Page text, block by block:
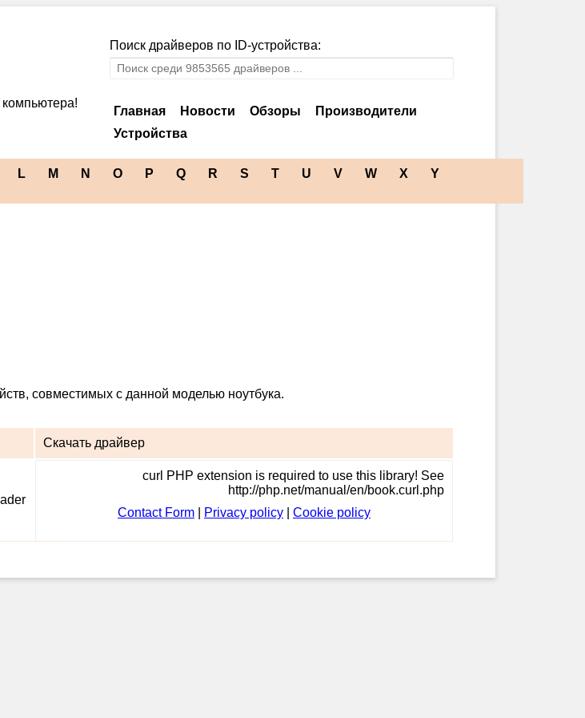
Поиск драйверов по ID-устройства:
Главная Новости Обзоры
Производители
Устройства
L M N O P Q R S T U V W X
Y
совместимых с данной моделью ноутбука.
Скачать драйвер
curl PHP extension is required to use this library! See
http://php.net/manual/en/book.curl.php
Contact Form
Privacy policy Cookie policy